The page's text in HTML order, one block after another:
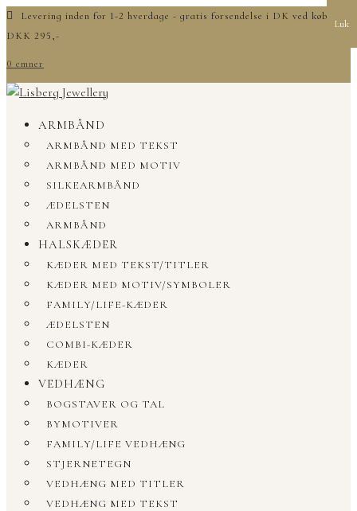
Levering inden for 1-2 hverdage - gratis forsendelse i DK ved køb over
DKK 295,-
0 emner
ARMBÅND
ARMBÅND MED TEKST
ARMBÅND MED MOTIV
SILKEARMBÅND
ÆDELSTEN
ARMBÅND
HALSKÆDER
KÆDER MED TEKST/TITLER
KÆDER MED MOTIV/SYMBOLER
FAMILY/LIFE-KÆDER
ÆDELSTEN
COMBI-KÆDER
KÆDER
VEDHÆNG
BOGSTAVER OG TAL
BYMOTIVER
FAMILY/LIFE VEDHÆNG
STJERNETEGN
VEDHÆNG MED TITLER
VEDHÆNG MED TEKST
Luk